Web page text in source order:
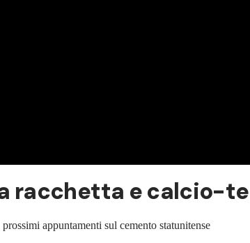
racchetta e calcio-
appuntamenti sul cemento statunitense